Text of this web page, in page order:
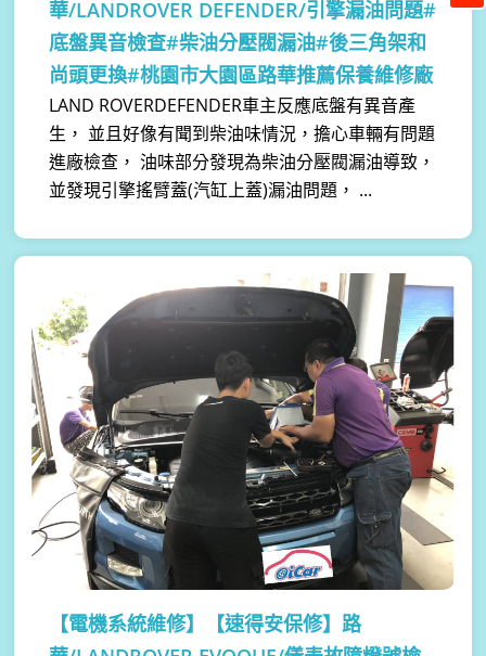
華/LANDROVER DEFENDER/引擎漏油問題#
底盤異音檢查#柴油分壓閥漏油#後三角架和
尚頭更換#桃園市大園區路華推薦保養維修廠
LAND ROVERDEFENDER車主反應底盤有異音產
生， 並且好像有聞到柴油味情況，擔心車輛有問題
進廠檢查， 油味部分發現為柴油分壓閥漏油導致，
並發現引擎搖臂蓋(汽缸上蓋)漏油問題， ...
【電機系統維修】
【速得安保修】路